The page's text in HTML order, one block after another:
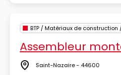
Assembleur
Lieu Saint-Nazaire - 44600